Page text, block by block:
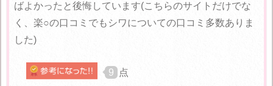
ばよかったと後悔しています(こちらのサイトだけでな
く、楽○の口コミでもシワについての口コミ多数ありま
した)
9 点